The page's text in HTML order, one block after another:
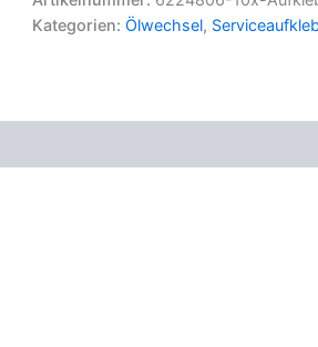
Filter
Kategorien: Ölwechsel,